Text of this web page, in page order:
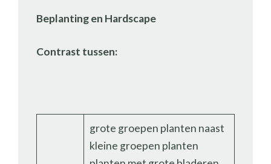
Beplanting en Hardscape
Contrast tussen:
grote groepen planten naast
kleine groepen planten